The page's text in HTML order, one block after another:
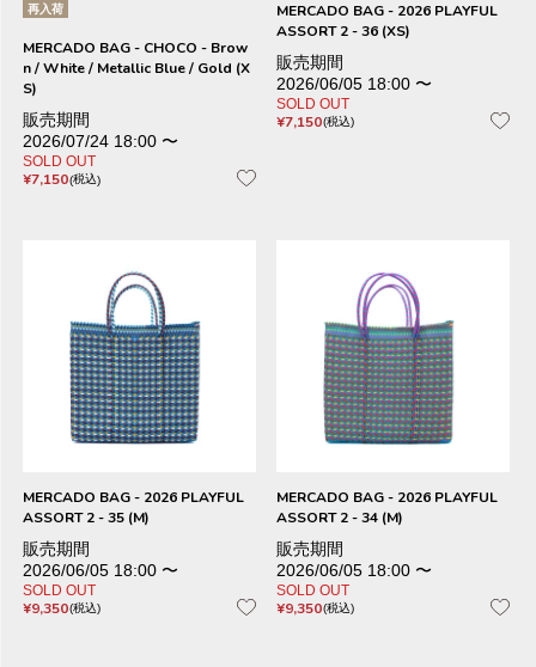
再入荷
MERCADO BAG - CHOCO - Brow
n / White / Metallic Blue / Gold (X
S)
販売期間
2026/07/24 18:00 〜
SOLD OUT
¥7,150 税込
MERCADO BAG - 2026 PLAYFUL
ASSORT 2 - 36 (XS)
販売期間
2026/06/05 18:00 〜
SOLD OUT
¥7,150 税込
MERCADO BAG - 2026 PLAYFUL
ASSORT 2 - 35 (M)
販売期間
2026/06/05 18:00 〜
SOLD OUT
¥9,350 税込
MERCADO BAG - 2026 PLAYFUL
ASSORT 2 - 34 (M)
販売期間
2026/06/05 18:00 〜
SOLD OUT
¥9,350 税込